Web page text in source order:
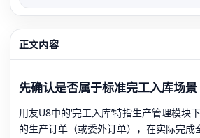
正文内容
先确认是否属于标准完工入库场景
用友U8中的‘完工入库’特指生产管理模块
的生产订单（或委外订单），在实际完成